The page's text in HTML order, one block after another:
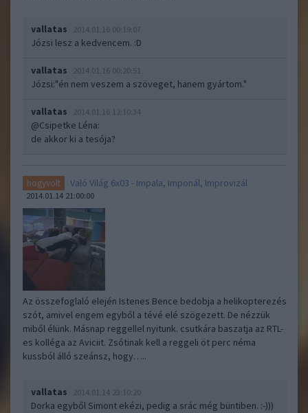
vallatas 2014.01.16 00:19:07
Józsi lesz a kedvencem. :D
vallatas 2014.01.16 00:20:51
Józsi:"én nem veszem a szöveget, hanem gyártom."
vallatas 2014.01.16 12:10:34
@Csipetke Léna:
de akkor ki a tesója?
hogyvolt Való Világ 6x03 - Impala, Imponál, Improvizál
2014.01.14 21:00:00
Az összefoglaló elején Istenes Bence bedobja a helikopterezés
szót, amivel engem egyből a tévé elé szögezett. De nézzük
miből élünk. Másnap reggellel nyitunk. csutkára baszatja az RTL-
es kolléga az Aviciit. Zsótinak kell a reggeli öt perc néma
kussból álló szeánsz, hogy…..
vallatas 2014.01.14 23:10:20
Dorka egyből Simont ekézi, pedig a srác még büntiben. :-)))